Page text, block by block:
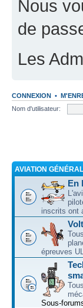
Nous
de
Les
CONNEXION •
Nom d'utilisateur:
AVIATION
En
inscrits ont
épreuves
Sous-